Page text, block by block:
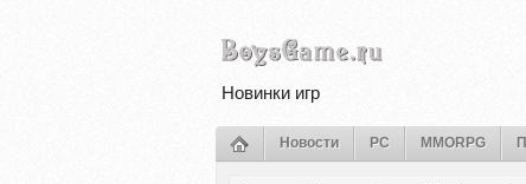
Новинки игр
Новости PC MMORPG